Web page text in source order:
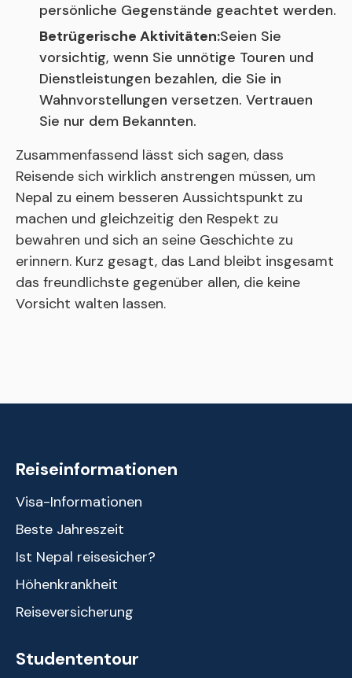
persönliche Gegenstände geachtet werden.
Betrügerische Aktivitäten:Seien Sie
vorsichtig, wenn Sie unnötige Touren und
Dienstleistungen bezahlen, die Sie in
Wahnvorstellungen versetzen. Vertrauen
Sie nur dem Bekannten.
Zusammenfassend lässt sich sagen, dass
Reisende sich wirklich anstrengen müssen, um
Nepal zu einem besseren Aussichtspunkt zu
machen und gleichzeitig den Respekt zu
bewahren und sich an seine Geschichte zu
erinnern. Kurz gesagt, das Land bleibt insgesamt
das freundlichste gegenüber allen, die keine
Vorsicht walten lassen.
Reiseinformationen
Visa-Informationen
Beste Jahreszeit
Ist Nepal reisesicher?
Höhenkrankheit
Reiseversicherung
Studententour